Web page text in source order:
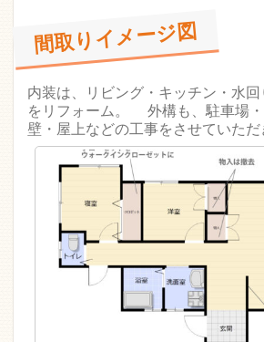
間取りイメージ図
内装は、リビング・キッチン・水
をリフォーム。 外構も、駐車場
壁・屋上などの工事をさせていただ